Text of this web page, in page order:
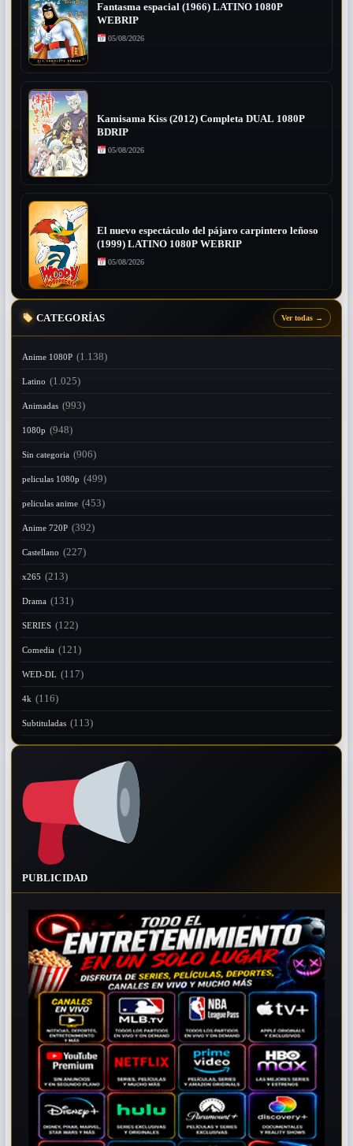
Fantasma espacial (1966) LATINO 1080P
WEBRIP
05/08/2026
Kamisama Kiss (2012) Completa DUAL 1080P
BDRIP
05/08/2026
El nuevo espectáculo del pájaro carpintero leñoso
(1999) LATINO 1080P WEBRIP
05/08/2026
CATEGORÍAS Ver todas →
Anime 1080P (1.138)
Latino (1.025)
Animadas (993)
1080p (948)
Sin categoria (906)
peliculas 1080p (499)
peliculas anime (453)
Anime 720P (392)
Castellano (227)
x265 (213)
Drama (131)
SERIES (122)
Comedia (121)
WED-DL (117)
4k (116)
Subtituladas (113)
PUBLICIDAD